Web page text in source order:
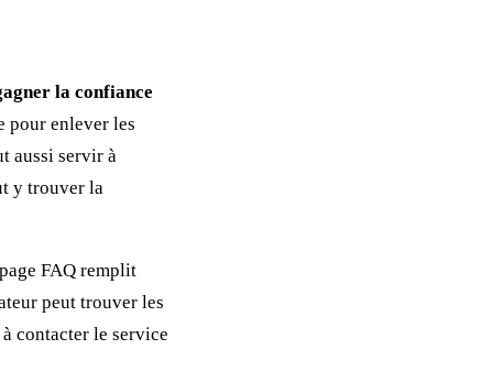
la confiance
pour enlever les
aussi servir à
y trouver la
FAQ remplit
peut trouver les
contacter le service